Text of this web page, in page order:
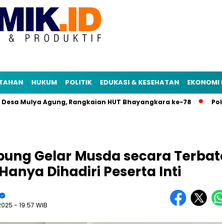
HUKUM POLITIK EDUKASI & KESEHATAN EKONOMI
Agung, Rangkaian HUT Bhayangkara ke-78 Polres
Gelar Musda secara
Dihadiri Peserta Inti
- 19:57 WIB